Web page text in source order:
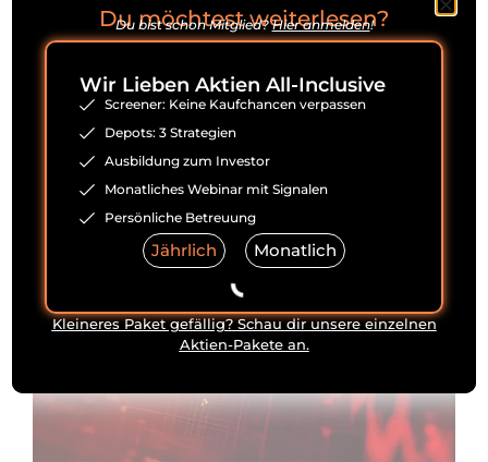
Premium Kaufenswerte Aktien
Diese Aktien kaufen wir im Mai 2026
Du möchtest weiterlesen?
Du bist schon Mitglied?Hier anmelden!
Wir Lieben Aktien All-Inclusive
Screener: Keine Kaufchancen verpassen
Depots: 3 Strategien
Ausbildung zum Investor
Monatliches Webinar mit Signalen
Persönliche Betreuung
Jährlich Monatlich
Kleineres Paket gefällig? Schau dir unsere einzelnen
Aktien-Pakete an.